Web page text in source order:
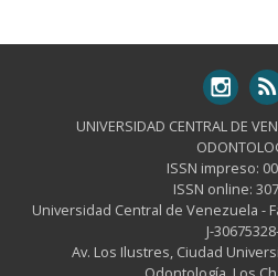
UNIVERSIDAD CENTRAL DE
ISSN impreso:
ISSN online:
Universidad Central de Venezuela -
J-
Av. Los Ilustres, Ciudad